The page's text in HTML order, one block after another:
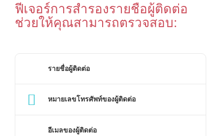
ฟีเจอร์การสํารองรายชื่อผู้ติดต่อ
ช่วยให้คุณสามารถตรวจสอบ:
รายชื่อผู้ติดต่อ
หมายเลขโทรศัพท์ของผู้ติดต่อ
อีเมลของผู้ติดต่อ